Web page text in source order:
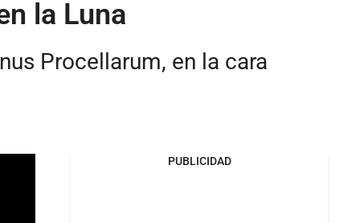
la Luna
Procellarum, en la cara
PUBLICIDAD